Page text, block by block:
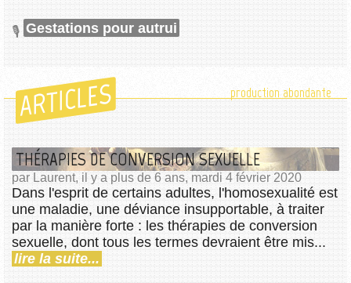
Gestations pour autrui
ARTICLES production abondante
THÉRAPIES DE CONVERSION SEXUELLE
par Laurent, il y a plus de 6 ans, mardi 4 février 2020
Dans l'esprit de certains adultes, l'homosexualité est
une maladie, une déviance insupportable, à traiter
par la manière forte : les thérapies de conversion
sexuelle, dont tous les termes devraient être mis...
lire la suite...